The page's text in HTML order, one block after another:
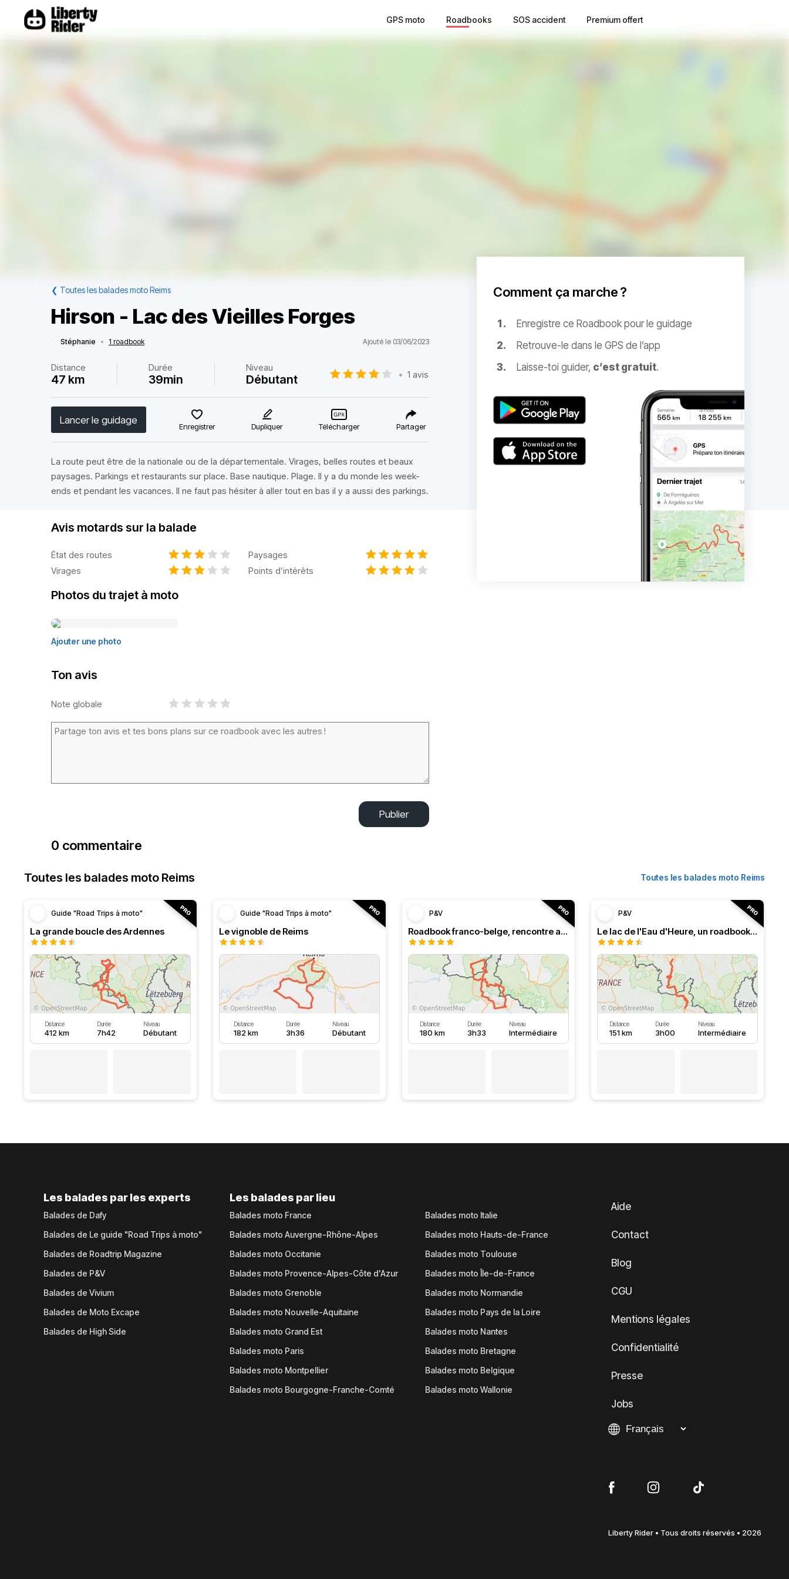
GPS moto Roadbooks SOS accident Premium offert
❮ Toutes les balades moto Reims
Hirson - Lac des Vieilles Forges
Stéphanie • 1 roadbook Ajouté le 03/06/2023
Distance
47 km
Durée
39min
Niveau
Débutant • 1 avis
Lancer le guidage
Enregistrer Dupliquer Télécharger Partager
La route peut être de la nationale ou de la départementale. Virages, belles routes et beaux
paysages. Parkings et restaurants sur place. Base nautique. Plage. Il y a du monde les week-
ends et pendant les vacances. Il ne faut pas hésiter à aller tout en bas il y a aussi des parkings.
Comment ça marche ?
Enregistre ce Roadbook pour le guidage
Retrouve-le dans le GPS de l’app
Laisse-toi guider, c’est gratuit.
Avis motards sur la balade
État des routes
Paysages
Virages
Points d’intérêts
Photos du trajet à moto
Ajouter une photo
Ton avis
Note globale
Publier
0 commentaire
Toutes les balades moto Reims Toutes les balades moto Reims
Guide "Road Trips à moto"
La grande boucle des Ardennes
Distance
412 km
Durée
7h42
Niveau
Débutant
Guide "Road Trips à moto"
Le vignoble de Reims
Distance
182 km
Durée
3h36
Niveau
Débutant
P&V
Roadbook franco-belge, rencontre avec les Ardennes
Distance
180 km
Durée
3h33
Niveau
Intermédiaire
P&V
Le lac de l'Eau d'Heure, un roadbook rafraîchissant
Distance
151 km
Durée
3h00
Niveau
Intermédiaire
Les balades par les experts
Balades de Dafy
Balades de Le guide "Road Trips à moto"
Balades de Roadtrip Magazine
Balades de P&V
Balades de Vivium
Balades de Moto Excape
Balades de High Side
Les balades par lieu
Balades moto France
Balades moto Auvergne-Rhône-Alpes
Balades moto Occitanie
Balades moto Provence-Alpes-Côte d'Azur
Balades moto Grenoble
Balades moto Nouvelle-Aquitaine
Balades moto Grand Est
Balades moto Paris
Balades moto Montpellier
Balades moto Bourgogne-Franche-Comté
Balades moto Italie
Balades moto Hauts-de-France
Balades moto Toulouse
Balades moto Île-de-France
Balades moto Normandie
Balades moto Pays de la Loire
Balades moto Nantes
Balades moto Bretagne
Balades moto Belgique
Balades moto Wallonie
Aide
Contact
Blog
CGU
Mentions légales
Confidentialité
Presse
Jobs
Liberty Rider • Tous droits réservés • 2026